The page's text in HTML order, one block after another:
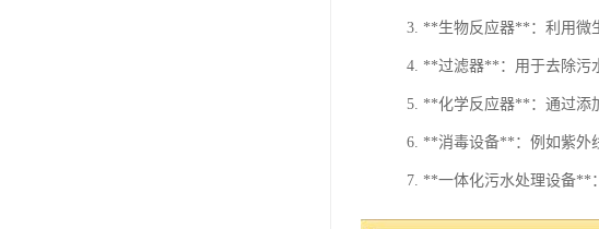
3. **生物反应器**：利用微
4. **过滤器**：用于去除污
5. **化学反应器**：通过添
6. **消毒设备**：例如紫外
7. **一体化污水处理设备**
在选择卫生间污水处理设备